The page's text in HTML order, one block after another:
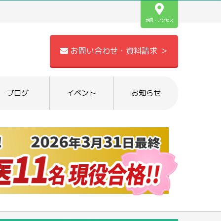
地図・アクセス
お問い合わせ・資料請求 ＞
ブログ イベント お知らせ